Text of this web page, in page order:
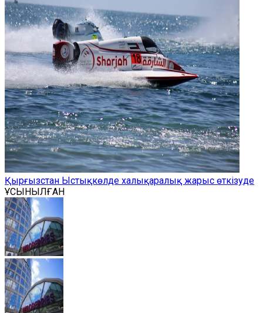
Қырғызстан Ыстықкөлде халықаралық жарыс өткізуде
ҰСЫНЫЛҒАН